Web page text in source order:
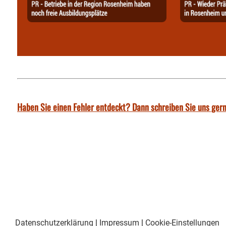
Haben Sie einen Fehler entdeckt? Dann schreiben Sie uns
Datenschutzerklärung | Impressum | Cookie-Einstellungen